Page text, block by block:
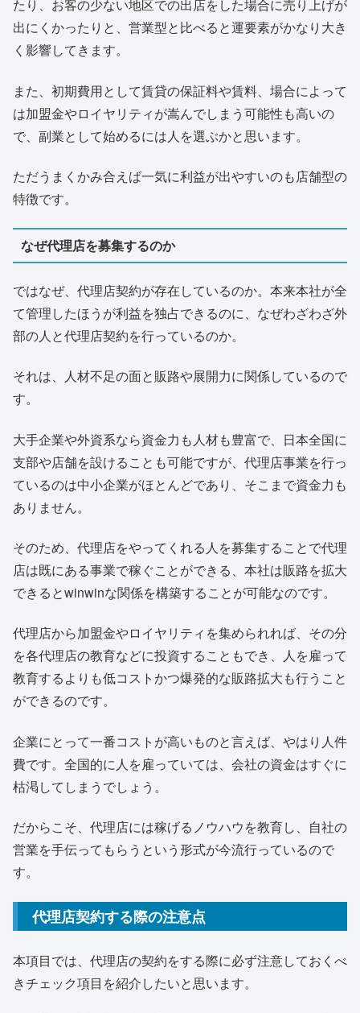
たり、お客の少ない地区での出店をした場合に売り上げが
出にくかったりと、営業型と比べると運要素がかなり大き
く影響してきます。
また、初期費用として賃貸の保証料や賃料、場合によって
は加盟金やロイヤリティが嵩んでしまう可能性も高いの
で、副業として始めるには人を選ぶかと思います。
ただうまくかみ合えば一気に利益が出やすいのも店舗型の
特徴です。
なぜ代理店を募集するのか
ではなぜ、代理店契約が存在しているのか。本来本社が全
て管理したほうが利益を独占できるのに、なぜわざわざ外
部の人と代理店契約を行っているのか。
それは、人材不足の面と販路や展開力に関係しているので
す。
大手企業や外資系なら資金力も人材も豊富で、日本全国に
支部や店舗を設けることも可能ですが、代理店事業を行っ
ているのは中小企業がほとんどであり、そこまで資金力も
ありません。
そのため、代理店をやってくれる人を募集することで代理
店は既にある事業で稼ぐことができる、本社は販路を拡大
できるとwinwinな関係を構築することが可能なのです。
代理店から加盟金やロイヤリティを集められれば、その分
を各代理店の教育などに投資することもでき、人を雇って
教育するよりも低コストかつ爆発的な販路拡大も行うこと
ができるのです。
企業にとって一番コストが高いものと言えば、やはり人件
費です。全国的に人を雇っていては、会社の資金はすぐに
枯渇してしまうでしょう。
だからこそ、代理店には稼げるノウハウを教育し、自社の
営業を手伝ってもらうという形式が今流行っているので
す。
代理店契約する際の注意点
本項目では、代理店の契約をする際に必ず注意しておくべ
きチェック項目を紹介したいと思います。